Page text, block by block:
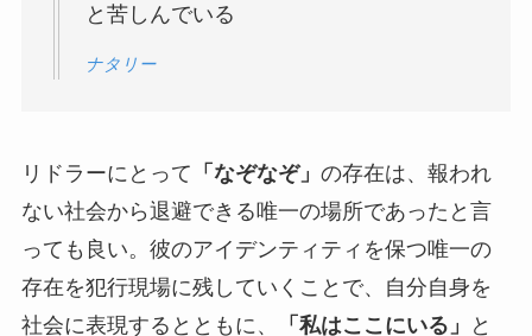
と苦しんでいる
ナタリー
リドラーにとって 「なぞなぞ」 の存在は、報われ
ない社会から退避できる唯一の場所であったと言
っても良い。彼のアイデンティティを保つ唯一の
存在を犯行現場に残していくことで、自分自身を
社会に表現するとともに、
「私はここにいる」
と